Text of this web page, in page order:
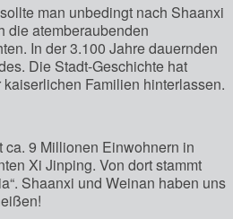
man unbedingt nach Shaanxi
die atemberaubenden
In der 3.100 Jahre dauernden
Die Stadt-Geschichte hat
Familien hinterlassen.
9 Millionen Einwohnern in
Xi Jinping. Von dort stammt
Shaanxi und Weinan haben uns